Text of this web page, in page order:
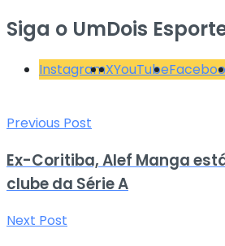
Siga o UmDois
InstagramXYouTube
Previous Post
Ex-Coritiba, Alef Manga
clube da Série A
Next Post